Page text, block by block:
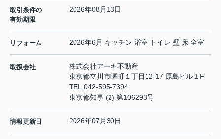
取引条件の
有効期限
2026年08月13日
リフォーム 2026年6月 キッチン 浴室 トイレ 壁 床 全室
取扱会社
株式会社アーキ不動産
東京都立川市曙町１丁目12-17 原島ビル１F
TEL:042-595-7394
東京都知事 (2) 第106293号
情報更新日 2026年07月30日